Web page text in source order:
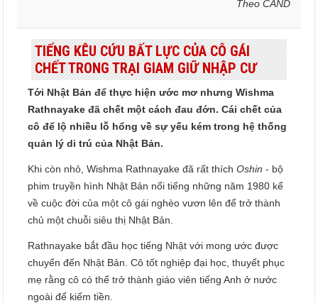
Theo CAND
TIẾNG KÊU CỨU BẤT LỰC CỦA CÔ GÁI
CHẾT TRONG TRẠI GIAM GIỮ NHẬP CƯ
Tới Nhật Bản để thực hiện ước mơ nhưng Wishma
Rathnayake đã chết một cách đau đớn. Cái chết của
cô để lộ nhiều lỗ hổng về sự yếu kém trong hệ thống
quản lý di trú của Nhật Bản.
Khi còn nhỏ, Wishma Rathnayake đã rất thíchOshin- bộ
phim truyền hình Nhật Bản nổi tiếng những năm 1980 kể
về cuộc đời của một cô gái nghèo vươn lên để trở thành
chủ một chuỗi siêu thị Nhật Bản.
Rathnayake bắt đầu học tiếng Nhật với mong ước được
chuyển đến Nhật Bản. Cô tốt nghiệp đại học, thuyết phục
mẹ rằng cô có thể trở thành giáo viên tiếng Anh ở nước
ngoài để kiếm tiền.